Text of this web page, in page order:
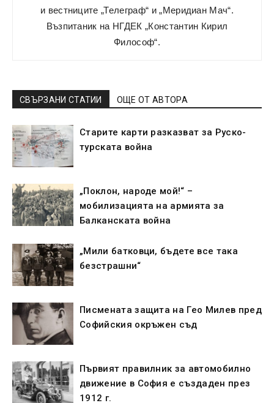
и вестниците „Телеграф“ и „Меридиан Мач“.
Възпитаник на НГДЕК „Константин Кирил
Философ“.
СВЪРЗАНИ СТАТИИ ОЩЕ ОТ АВТОРА
Старите карти разказват за Руско-
турската война
„Поклон, народе мой!“ –
мобилизацията на армията за
Балканската война
„Мили батковци, бъдете все така
безстрашни“
Писмената защита на Гео Милев пред
Софийския окръжен съд
Първият правилник за автомобилно
движение в София е създаден през
1912 г.